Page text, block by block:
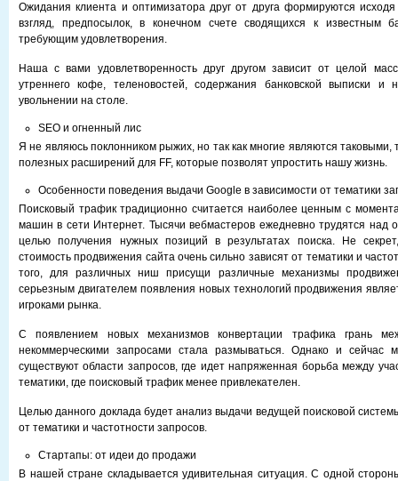
Ожидания клиента и оптимизатора друг от друга формируются
взгляд, предпосылок, в конечном счете сводящихся к известным
требующим удовлетворения.
Наша с вами удовлетворенность друг другом зависит от целой
утреннего кофе, теленовостей, содержания банковской выписки и
увольнении на столе.
SEO и огненный лис
Я не являюсь поклонником рыжих, но так как многие являются таковыми,
полезных расширений для FF, которые позволят упростить нашу жизнь.
Особенности поведения выдачи Google в зависимости от тематики
Поисковый трафик традиционно считается наиболее ценным с
машин в сети Интернет. Тысячи вебмастеров ежедневно трудятся над
целью получения нужных позиций в результатах поиска. Не
стоимость продвижения сайта очень сильно зависят от тематики и
того, для различных ниш присущи различные механизмы
серьезным двигателем появления новых технологий продвижения
игроками рынка.
С появлением новых механизмов конвертации трафика грань
некоммерческими запросами стала размываться. Однако и сейчас
существуют области запросов, где идет напряженная борьба между
тематики, где поисковый трафик менее привлекателен.
Целью данного доклада будет анализ выдачи ведущей поисковой
от тематики и частотности запросов.
Стартапы: от идеи до продажи
В нашей стране складывается удивительная ситуация. С одной